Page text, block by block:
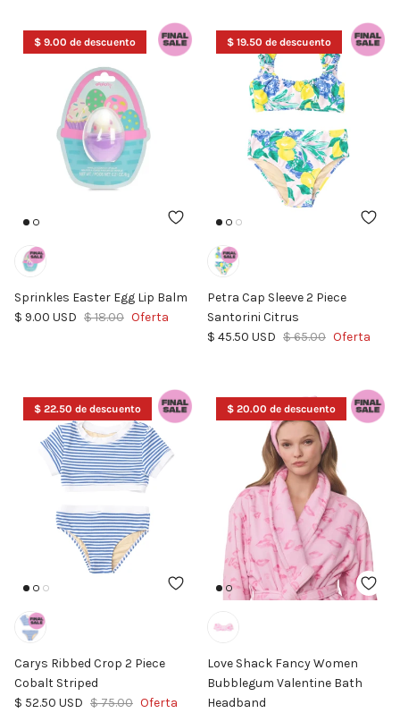
$ 9.00 de descuento
Sprinkles Easter Egg Lip Balm
Precio de venta
$ 9.00 USD Precio normal
$ 18.00 Oferta
$ 19.50 de descuento
Petra Cap Sleeve 2 Piece
Santorini Citrus
Precio de venta
$ 45.50 USD Precio normal
$ 65.00 Oferta
$ 22.50 de descuento
Carys Ribbed Crop 2 Piece
Cobalt Striped
Precio de venta
$ 52.50 USD Precio normal
$ 75.00 Oferta
$ 20.00 de descuento
Love Shack Fancy Women
Bubblegum Valentine Bath
Headband